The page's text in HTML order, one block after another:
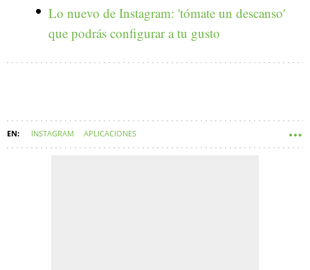
Lo nuevo de Instagram: 'tómate un descanso'
que podrás configurar a tu gusto
INSTAGRAM APLICACIONES